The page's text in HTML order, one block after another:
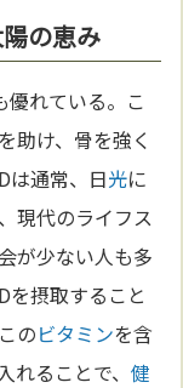
の恵み
優れている。こ
助け、骨を強く
Dは通常、日光に
現代のライフス
が少ない人も多
Dを摂取すること
のビタミンを含
れることで、健